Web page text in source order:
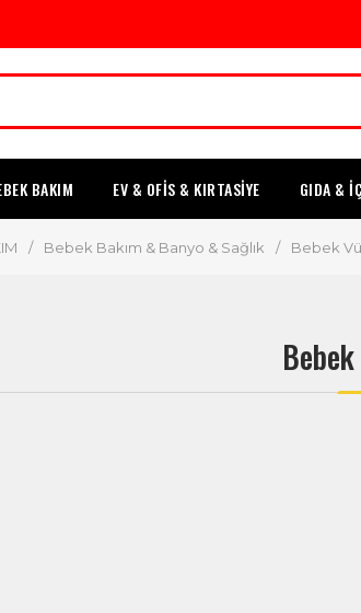
BAKIM EV & OFİS & KIRTASİYE GIDA &
/ Bebek Bakım & Banyo & Sağlık / Bebek